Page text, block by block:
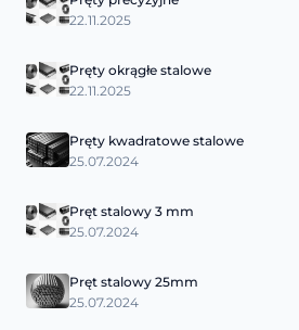
22.11.2025
Pręty okrągłe stalowe
22.11.2025
Pręty kwadratowe stalowe
25.07.2024
Pręt stalowy 3 mm
25.07.2024
Pręt stalowy 25mm
25.07.2024